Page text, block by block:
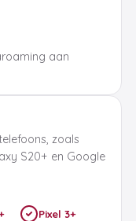
aan
zoals
S20+ en Google
Pixel 3+